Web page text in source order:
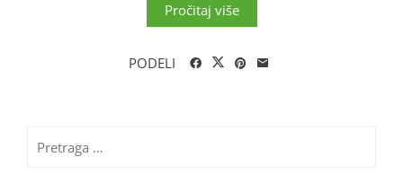
Pročitaj više
PODELI
za: